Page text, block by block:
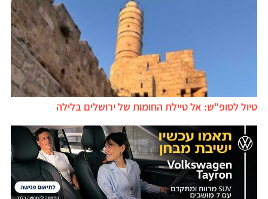
טיול לסופ"ש: אל טיילת החומות של ירושלים בלילה